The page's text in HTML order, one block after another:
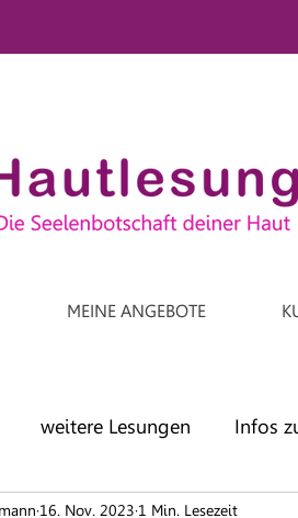
MEINE ANGEBOTE
weitere Lesungen Infos
16. Nov. 2023 1 Min. Lesezeit